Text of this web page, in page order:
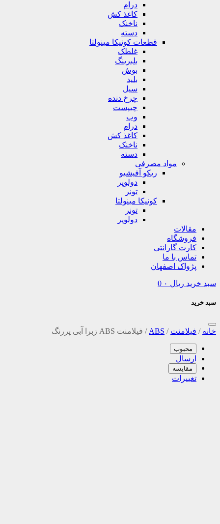
درام
کاغذ کش
ناخنک
دسته
قطعات کونیکا مینولتا
غلطک
بلبرینگ
بوش
بلید
سیل
چرخ دنده
چیپست
وب
درام
کاغذ کش
ناخنک
دسته
مواد مصرفی
ریکو آفیشیو
دولوپر
تونر
کونیکا مینولتا
تونر
دولوپر
مقالات
فروشگاه
کارت گارانتی
تماس با ما
پژواک اصفهان
سبد خرید ریال 0
سبد خرید
خانه / فیلامنت /
ABS
/ فیلامنت ABS زبرا آبی پررنگ
محبوب
ارسال
مقایسه
تغییرات